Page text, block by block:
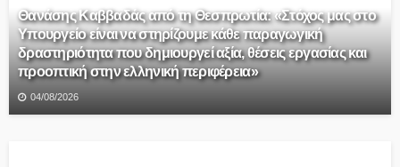
Θανάσης Καββαδάς από τη Θεσπρωτία: «Στόχος μας στο
Υπουργείο είναι να στηρίζουμε κάθε παραγωγική
δραστηριότητα που δημιουργεί αξία, θέσεις εργασίας και
προοπτική στην ελληνική περιφέρεια»
04/08/2026